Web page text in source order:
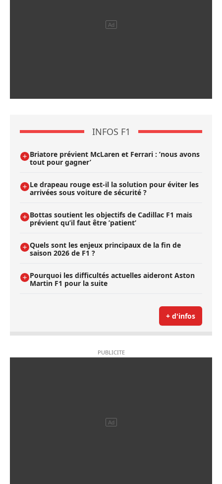
INFOS F1
Briatore prévient McLaren et Ferrari : ’nous avons
tout pour gagner’
Le drapeau rouge est-il la solution pour éviter les
arrivées sous voiture de sécurité ?
Bottas soutient les objectifs de Cadillac F1 mais
prévient qu’il faut être ’patient’
Quels sont les enjeux principaux de la fin de
saison 2026 de F1 ?
Pourquoi les difficultés actuelles aideront Aston
Martin F1 pour la suite
+ d'infos